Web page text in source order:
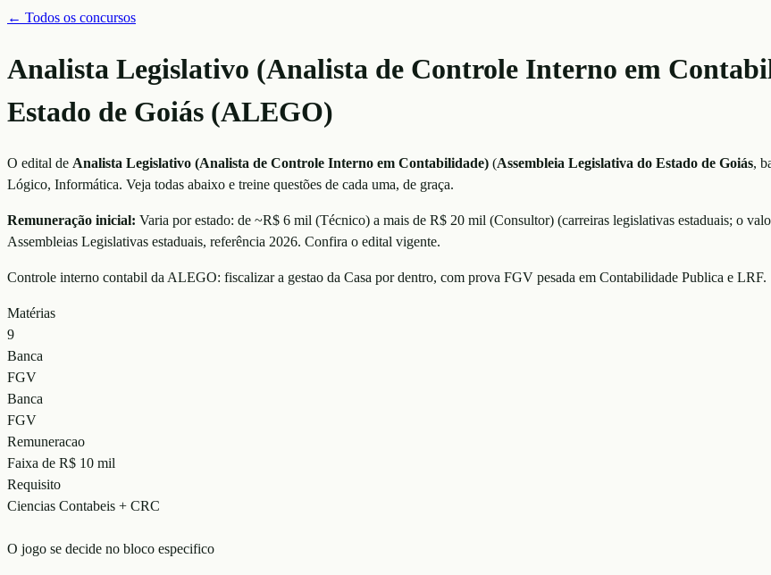
← Todos os concursos
Analista Legislativo (Analista de Controle Interno em
Estado de Goiás (ALEGO)
O edital de Analista Legislativo (Analista de Controle Interno em Contabilidade) (Assembleia Legislativa do Estado de Goiás,
Lógico, Informática. Veja todas abaixo e treine questões de cada uma, de graça.
Remuneração inicial: Varia por estado: de ~R$ 6 mil (Técnico) a mais de R$ 20 mil (Consultor) (carreiras legislativas estaduais; o
Assembleias Legislativas estaduais, referência 2026. Confira o edital vigente.
Controle interno contabil da ALEGO: fiscalizar a gestao da Casa por dentro, com prova FGV pesada em Contabilidade Publica e LRF.
Matérias
9
Banca
FGV
Banca
FGV
Remuneracao
Faixa de R$ 10 mil
Requisito
Ciencias Contabeis + CRC
O jogo se decide no bloco especifico